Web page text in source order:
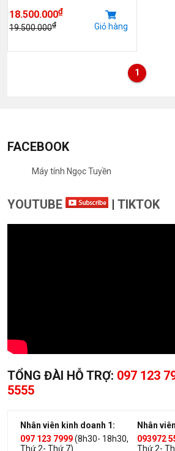
18.500.000₫
19.500.000₫ Giỏ hàng
1
FACEBOOK
Máy tính Ngọc Tuyền
YOUTUBE | TIKTOK
TỔNG ĐÀI HỖ TRỢ: 097 123
5555
Nhân viên kinh doanh 1:
097 123 7999(8h30- 18h30,
Thứ 2- Thứ 7)
Nhân
093972
Thứ 2-